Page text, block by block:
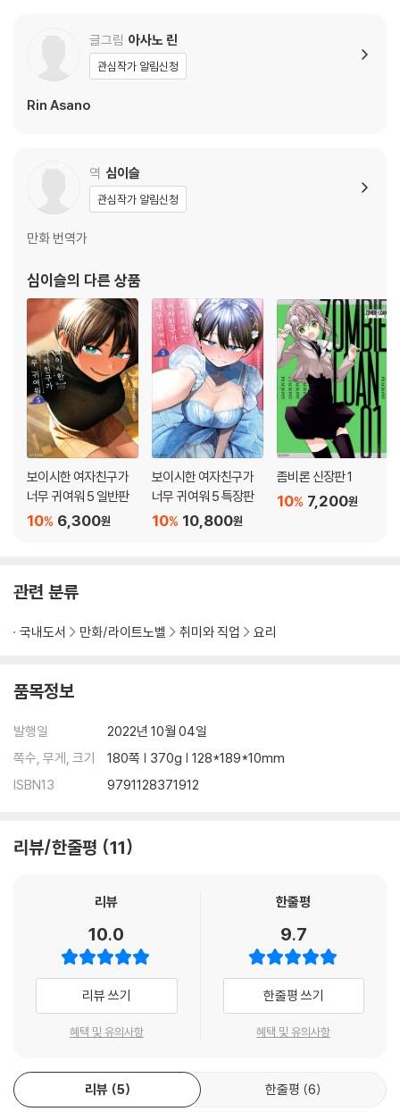
글그림 아사노 린
관심작가 알림신청
Rin Asano
역 심이슬
관심작가 알림신청
만화 번역가
심이슬의 다른 상품
보이시한 여자친구가
너무 귀여워 5 일반판
6,300원
10%
보이시한 여자친구가
너무 귀여워 5 특장판
10,800원
10%
좀비론 신장판 1
7,200원
10%
관련 분류
국내도서 만화/라이트노벨 취미와 직업 요리
품목정보
발행일
2022년 10월 04일
쪽수, 무게, 크기
180쪽 | 370g | 128*189*10mm
ISBN13
9791128371912
리뷰/한줄평 11
리뷰
10.0
리뷰 쓰기
혜택 및 유의사항
한줄평
9.7
한줄평 쓰기
혜택 및 유의사항
리뷰 5 한줄평 6